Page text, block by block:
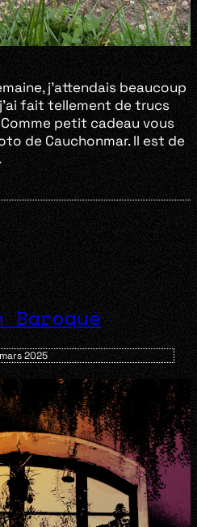
j’attendais beaucoup
fait tellement de trucs
Comme petit cadeau vous
de Cauchonmar. Il est de
Baroque
2025